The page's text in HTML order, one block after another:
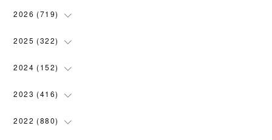
2026 (719)
(12)
(102
( 110
( 119
2025 (322)
(90)
( 100
(74)
2024 (152)
(5 )
(5)
2023 (416)
(28)
2022 (880)